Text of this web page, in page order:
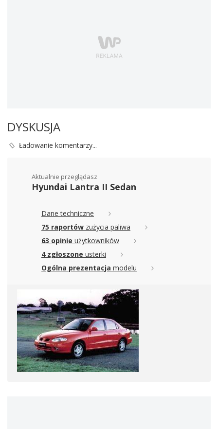
DYSKUSJA
Ładowanie komentarzy...
Aktualnie przeglądasz
Hyundai Lantra II Sedan
Dane techniczne
75 raportów zużycia paliwa
63 opinie użytkowników
4 zgłoszone usterki
Ogólna prezentacja modelu